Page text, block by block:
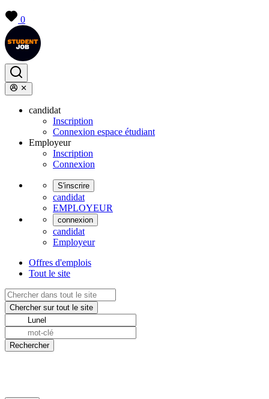
0
candidat
Inscription
Connexion espace étudiant
Employeur
Inscription
Connexion
S'inscrire
candidat
EMPLOYEUR
connexion
candidat
Employeur
Offres d'emplois
Tout le site